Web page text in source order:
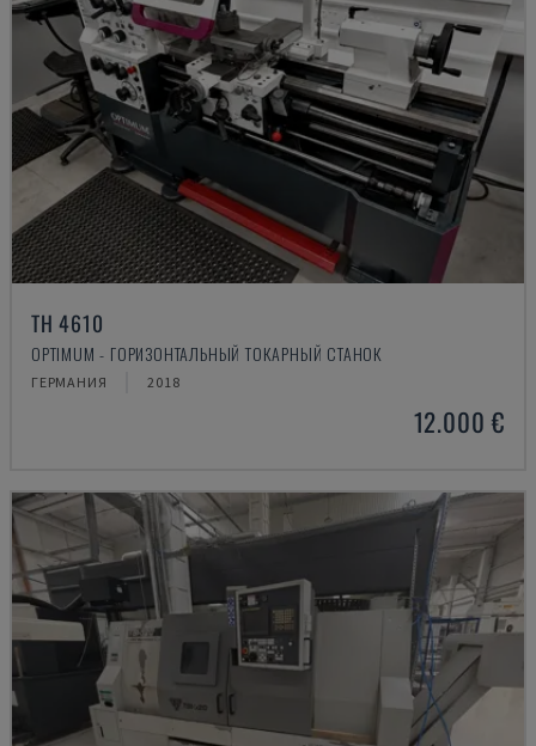
TH 4610
OPTIMUM - ГОРИЗОНТАЛЬНЫЙ ТОКАРНЫЙ СТАНОК
ГЕРМАНИЯ 2018
12.000 €